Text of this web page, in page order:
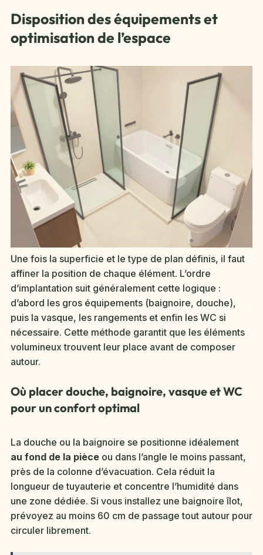
Disposition des équipements et
optimisation de l’espace
Une fois la superficie et le type de plan définis, il faut
affiner la position de chaque élément. L’ordre
d’implantation suit généralement cette logique :
d’abord les gros équipements (baignoire, douche),
puis la vasque, les rangements et enfin les WC si
nécessaire. Cette méthode garantit que les éléments
volumineux trouvent leur place avant de composer
autour.
Où placer douche, baignoire, vasque et WC
pour un confort optimal
La douche ou la baignoire se positionne idéalement
au fond de la pièce ou dans l’angle le moins passant,
près de la colonne d’évacuation. Cela réduit la
longueur de tuyauterie et concentre l’humidité dans
une zone dédiée. Si vous installez une baignoire îlot,
prévoyez au moins 60 cm de passage tout autour pour
circuler librement.